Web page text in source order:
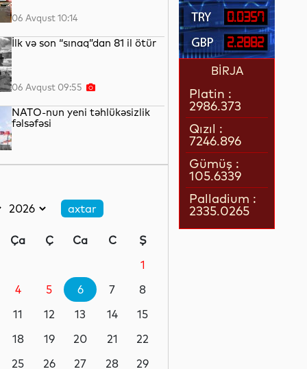
06 Avqust 10:14
İlk və son “sınaq”dan 81 il ötür
06 Avqust 09:55
NATO-nun yeni təhlükəsizlik
fəlsəfəsi
06 Avqust 09:05
Media: Nəhəng neft
milyard dolları ötüb
05 Avqust 23:51
Ça Ç Ca C
Ş
1
4 5 6 7
8
11 12 13 14
15
18 19 20 21
22
25 26 27 28
29
0.0357
2.2882
BİRJA
Platin :
2986.373
Qızıl :
7246.896
Gümüş :
105.6339
Palladium :
2335.0265